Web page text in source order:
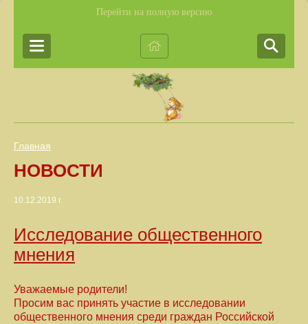
Перейти на полную версию
Главная
НОВОСТИ
10.12.2019 г.
Исследование общественного
мнения
Уважаемые родители!
Просим вас принять участие в исследовании
общественного мнения среди граждан Российской